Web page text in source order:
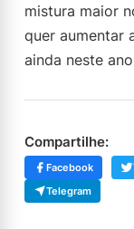
mistura maior
quer aumentar
ainda neste
Compartilhe:
Facebook
Telegram